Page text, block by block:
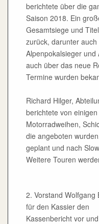
berichtete über die
Saison 2018. Ein
Gesamtsiege und
zurück, darunter
Alpenpokalsieger und
auch über das neue
Termine wurden
Richard Hilger,
berichtete von
Motorradweihen,
die angeboten
geplant und nach
Weitere Touren
2. Vorstand
für den Kassier den
Kassenbericht vor